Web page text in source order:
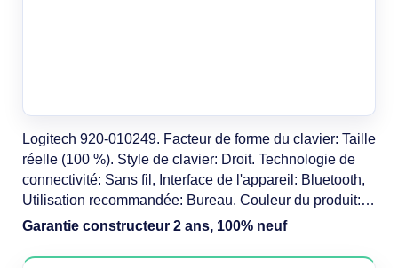
Logitech 920-010249. Facteur de forme du clavier: Taille
réelle (100 %). Style de clavier: Droit. Technologie de
connectivité: Sans fil, Interface de l'appareil: Bluetooth,
Utilisation recommandée: Bureau. Couleur du produit:
Graphite
Garantie constructeur 2 ans, 100% neuf